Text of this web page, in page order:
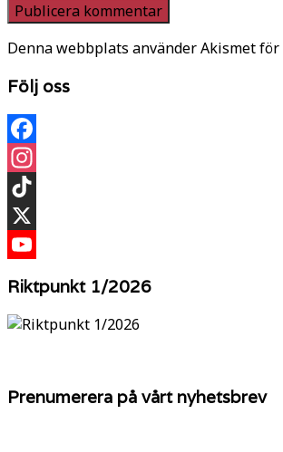
Denna webbplats använder Akismet
Följ oss
Facebook
Instagram
TikTok
X
Riktpunkt 1/2026
Prenumerera på vårt nyhetsbrev